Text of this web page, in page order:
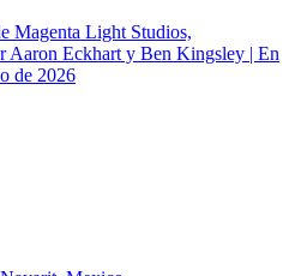
Magenta Light Studios,
Aaron Eckhart y Ben Kingsley | En
de 2026